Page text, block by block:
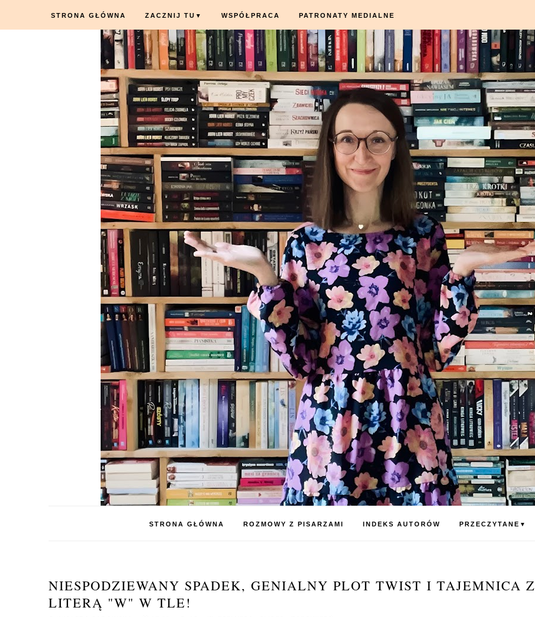
STRONA GŁÓWNA ZACZNIJ TU ▼ WSPÓŁPRACA PATRONATY MEDIALNE
STRONA GŁÓWNA ROZMOWY Z PISARZAMI INDEKS AUTORÓW PRZECZYTANE ▼
NIESPODZIEWANY SPADEK, GENIALNY PLOT TWIST I TAJEMNICA Z
LITERĄ "W" W TLE!